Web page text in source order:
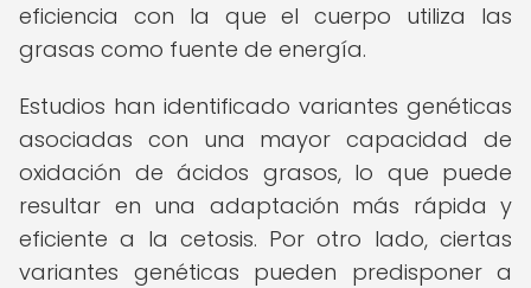
eficiencia con la que el cuerpo utiliza las
grasas como fuente de energía.
Estudios han identificado variantes genéticas
asociadas con una mayor capacidad de
oxidación de ácidos grasos, lo que puede
resultar en una adaptación más rápida y
eficiente a la cetosis. Por otro lado, ciertas
variantes genéticas pueden predisponer a